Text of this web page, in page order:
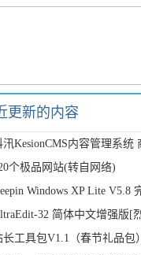
更新的内容
个极品网站(转自网络)
32 简体中文增强版[
长工具包V1.1（春节礼品包